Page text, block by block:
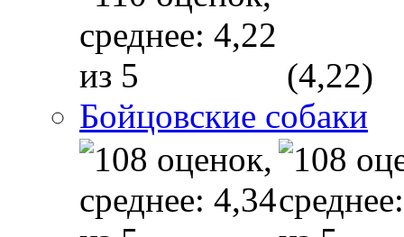
(4,22)
Бойцовские собаки